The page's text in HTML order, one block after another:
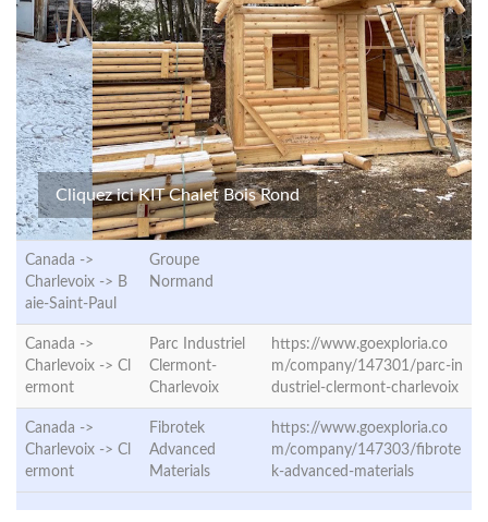
Cliquez ici KIT Chalet Bois Rond
Canada ->
Charlevoix -> B
aie-Saint-Paul
Groupe
Normand
Canada ->
Charlevoix -> Cl
ermont
Parc Industriel
Clermont-
Charlevoix
https://www.goexploria.co
m/company/147301/parc-in
dustriel-clermont-charlevoix
Canada ->
Charlevoix -> Cl
ermont
Fibrotek
Advanced
Materials
https://www.goexploria.co
m/company/147303/fibrote
k-advanced-materials